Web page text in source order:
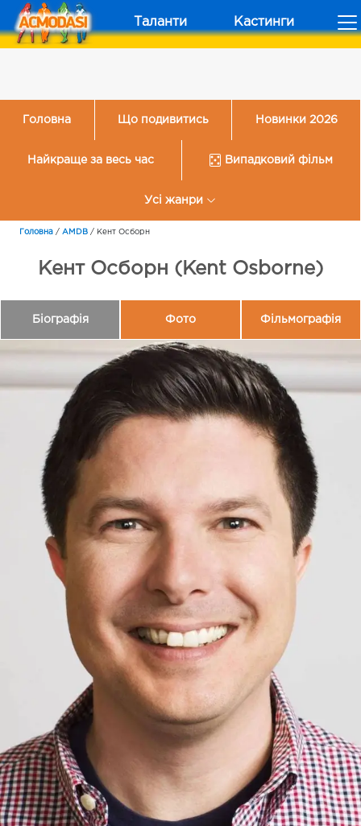
Таланти Кастинги
Головна Що подивитись Новинки 2026
Найкраще за весь час Випадковий фільм
Усі жанри
Головна / AMDB / Кент Осборн
Кент Осборн (Kent Osborne)
Біографія Фото Фільмографія